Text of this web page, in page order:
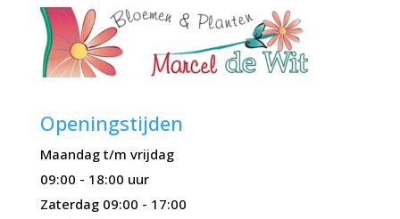
Openingstijden
Maandag t/m vrijdag
09:00 - 18:00 uur
Zaterdag 09:00 - 17:00